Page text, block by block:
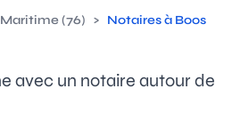
(76) > Notaires à Boos
avec un notaire autour de